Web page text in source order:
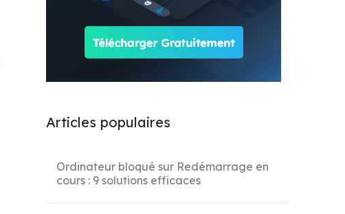
Articles populaires
Ordinateur bloqué sur Redémarrage en
cours : 9 solutions efficaces